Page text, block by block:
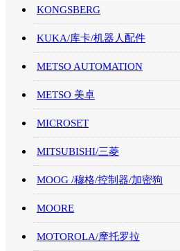
KONGSBERG
KUKA/库卡/机器人配件
METSO AUTOMATION
METSO 美卓
MICROSET
MITSUBISHI/三菱
MOOG /穆格/控制器/加密狗
MOORE
MOTOROLA/摩托罗拉